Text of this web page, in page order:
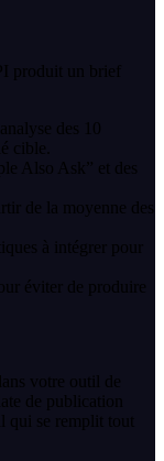
produit un brief
des 10
cible.
Also Ask” et des
de la moyenne des
à intégrer pour
éviter de produire
votre outil de
de publication
qui se remplit tout